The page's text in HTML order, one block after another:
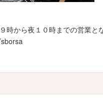
から夜１０時までの営業と